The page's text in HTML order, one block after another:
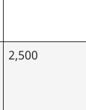
2,500